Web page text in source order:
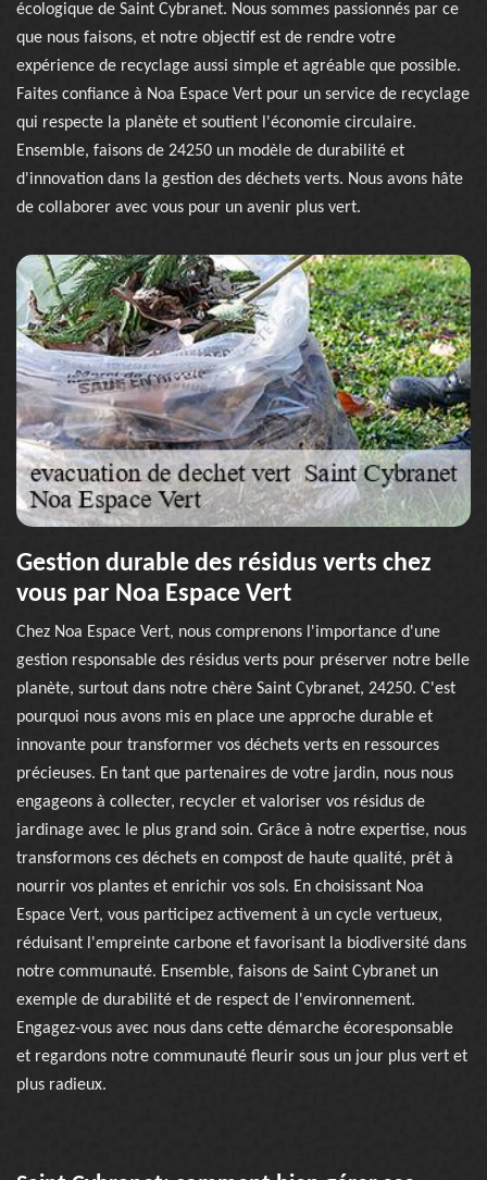
écologique de Saint Cybranet. Nous sommes passionnés par ce
que nous faisons, et notre objectif est de rendre votre
expérience de recyclage aussi simple et agréable que possible.
Faites confiance à Noa Espace Vert pour un service de recyclage
qui respecte la planète et soutient l'économie circulaire.
Ensemble, faisons de 24250 un modèle de durabilité et
d'innovation dans la gestion des déchets verts. Nous avons hâte
de collaborer avec vous pour un avenir plus vert.
Gestion durable des résidus verts chez
vous par Noa Espace Vert
Chez Noa Espace Vert, nous comprenons l'importance d'une
gestion responsable des résidus verts pour préserver notre belle
planète, surtout dans notre chère Saint Cybranet, 24250. C'est
pourquoi nous avons mis en place une approche durable et
innovante pour transformer vos déchets verts en ressources
précieuses. En tant que partenaires de votre jardin, nous nous
engageons à collecter, recycler et valoriser vos résidus de
jardinage avec le plus grand soin. Grâce à notre expertise, nous
transformons ces déchets en compost de haute qualité, prêt à
nourrir vos plantes et enrichir vos sols. En choisissant Noa
Espace Vert, vous participez activement à un cycle vertueux,
réduisant l'empreinte carbone et favorisant la biodiversité dans
notre communauté. Ensemble, faisons de Saint Cybranet un
exemple de durabilité et de respect de l'environnement.
Engagez-vous avec nous dans cette démarche écoresponsable
et regardons notre communauté fleurir sous un jour plus vert et
plus radieux.